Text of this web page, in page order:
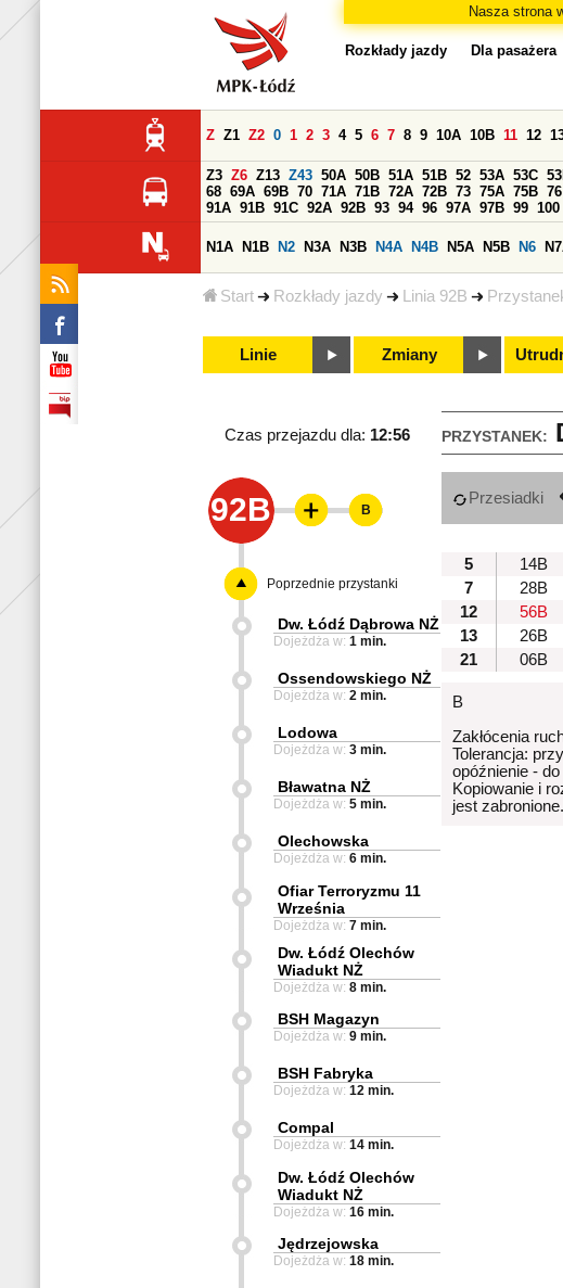
Nasza strona
Start Rozkłady jazdy Linia 92B
Rozkłady jazdy Dla pasażera
Z Z1 Z2 0 1 2 3 4 5 6 7 8 9 10A 10B 11 12
Z3 Z6 Z13 Z43 50A 50B 51A 51B 52 53A 53C
68 69A 69B 70 71A 71B 72A 72B 73 75A 75B 76
91A 91B 91C 92A 92B 93 94 96 97A 97B 99 100
N1A N1B N2 N3A N3B N4A N4B N5A N5B N6
Linie Zmiany
PRZYSTANEK:
Czas przejazdu dla: 12:56
92B Przesiadki
5
14B
7
28B
12
56B
13
26B
21
06B
B
Zakłócenia
Tolerancja:
opóźnienie - do
Kopiowanie i
jest zabronione.
B
Poprzednie przystanki
Dw. Łódź Dąbrowa NŻ
Dojeżdża w: 1 min.
Ossendowskiego NŻ
Dojeżdża w: 2 min.
Lodowa
Dojeżdża w: 3 min.
Bławatna NŻ
Dojeżdża w: 5 min.
Olechowska
Dojeżdża w: 6 min.
Ofiar Terroryzmu 11
Września
Dojeżdża w: 7 min.
Dw. Łódź Olechów
Wiadukt NŻ
Dojeżdża w: 8 min.
BSH Magazyn
Dojeżdża w: 9 min.
BSH Fabryka
Dojeżdża w: 12 min.
Compal
Dojeżdża w: 14 min.
Dw. Łódź Olechów
Wiadukt NŻ
Dojeżdża w: 16 min.
Jędrzejowska
Dojeżdża w: 18 min.